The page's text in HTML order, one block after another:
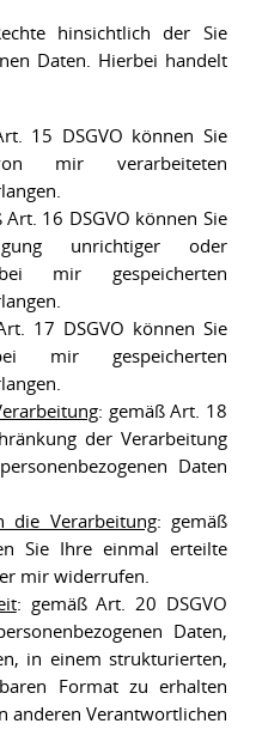
hinsichtlich der Sie
Daten. Hierbei handelt
15 DSGVO können Sie
mir verarbeiteten
Art. 16 DSGVO können Sie
unrichtiger oder
mir gespeicherten
17 DSGVO können Sie
mir gespeicherten
: gemäß Art. 18
der Verarbeitung
Daten
die Verarbeitung: gemäß
Sie Ihre einmal erteilte
mir widerrufen.
: gemäß Art. 20 DSGVO
Daten,
in einem strukturierten,
Format zu erhalten
anderen Verantwortlichen